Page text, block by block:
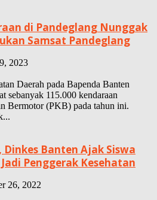
di Pandeglang Nunggak
Samsat Pandeglang
2023
Daerah pada Bapenda Banten
sebanyak 115.000 kendaraan
Bermotor (PKB) pada tahun ini.
Dinkes Banten Ajak Siswa
Penggerak Kesehatan
26, 2022